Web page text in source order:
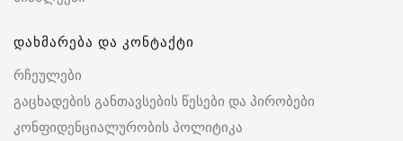
დახმარება და კონტაქტი
რჩეულები
გაცხადების განთავსების წესები და პირობები
კონფიდენციალურობის პოლიტიკა